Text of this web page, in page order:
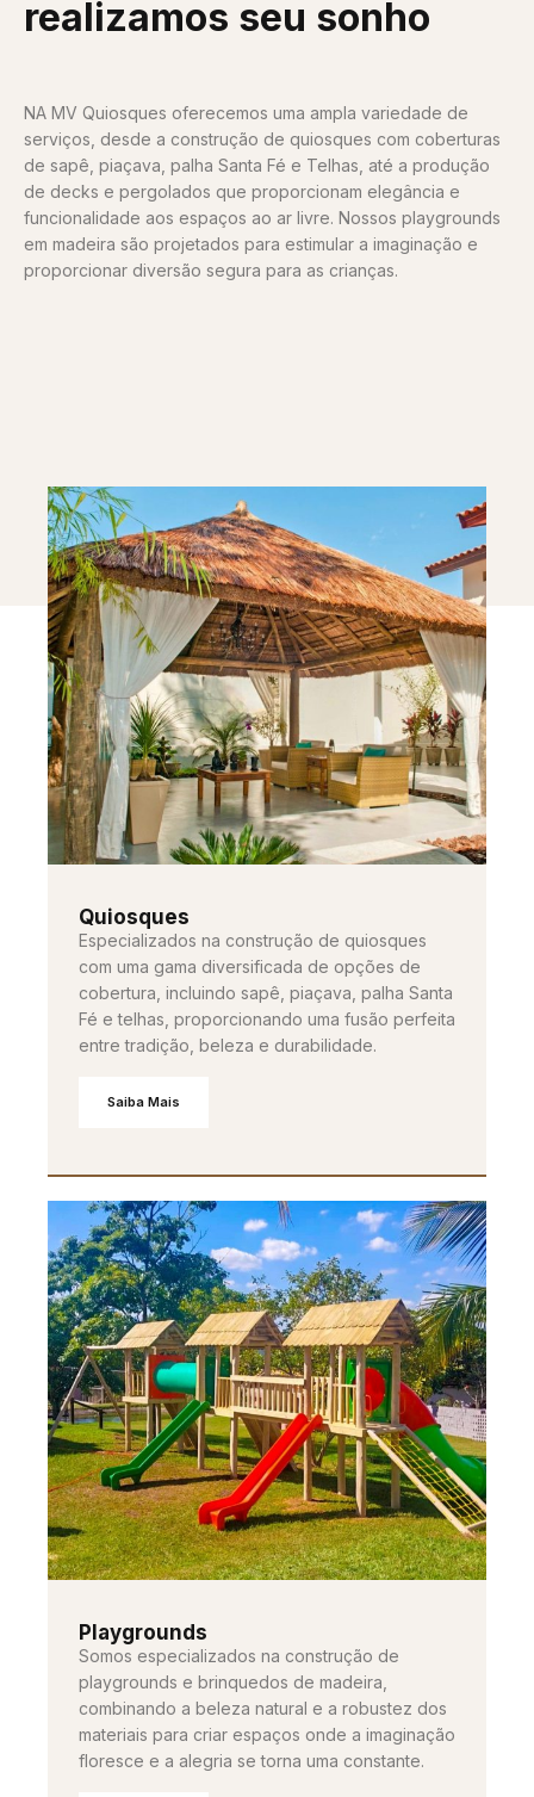
realizamos seu sonho
NA MV Quiosques oferecemos uma ampla variedade de
serviços, desde a construção de quiosques com coberturas
de sapê, piaçava, palha Santa Fé e Telhas, até a produção
de decks e pergolados que proporcionam elegância e
funcionalidade aos espaços ao ar livre. Nossos playgrounds
em madeira são projetados para estimular a imaginação e
proporcionar diversão segura para as crianças.
Quiosques
Especializados na construção de quiosques
com uma gama diversificada de opções de
cobertura, incluindo sapê, piaçava, palha Santa
Fé e telhas, proporcionando uma fusão perfeita
entre tradição, beleza e durabilidade.
Saiba Mais
Playgrounds
Somos especializados na construção de
playgrounds e brinquedos de madeira,
combinando a beleza natural e a robustez dos
materiais para criar espaços onde a imaginação
floresce e a alegria se torna uma constante.